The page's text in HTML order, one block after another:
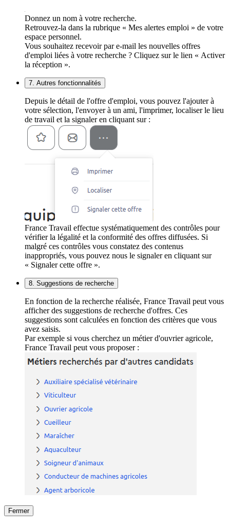
Donnez un nom à votre recherche.
Retrouvez-la dans la rubrique « Mes alertes emploi » de votre
espace personnel.
Vous souhaitez recevoir par e-mail les nouvelles offres
d'emploi liées à votre recherche ? Cliquez sur le lien « Activer
la réception ».
7. Autres fonctionnalités
Depuis le détail de l'offre d'emploi, vous pouvez l'ajouter à
votre sélection, l'envoyer à un ami, l'imprimer, localiser le lieu
de travail et la signaler en cliquant sur :
France Travail effectue systématiquement des contrôles pour
vérifier la légalité et la conformité des offres diffusées. Si
malgré ces contrôles vous constatez des contenus
inappropriés, vous pouvez nous le signaler en cliquant sur
« Signaler cette offre ».
8. Suggestions de recherche
En fonction de la recherche réalisée, France Travail peut vous
afficher des suggestions de recherche d'offres. Ces
suggestions sont calculées en fonction des critères que vous
avez saisis.
Par exemple si vous cherchez un métier d'ouvrier agricole,
France Travail peut vous proposer :
Fermer